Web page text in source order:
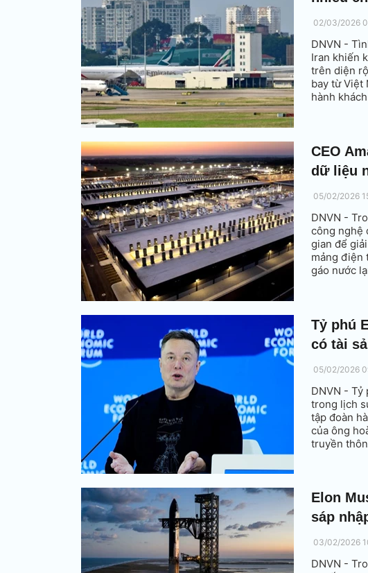
02/03/2026
DNVN -
Iran khiến
trên diện
bay từ Việt
hành
CEO
dữ liệu
05/02/2026
DNVN -
công nghệ
gian để
mảng điện
gáo nước
Tỷ phú
có tài
05/02/2026
DNVN - Tỷ
trong lịch
tập đoàn
của ông
truyền
Elon
sáp
03/02/2026
DNVN -